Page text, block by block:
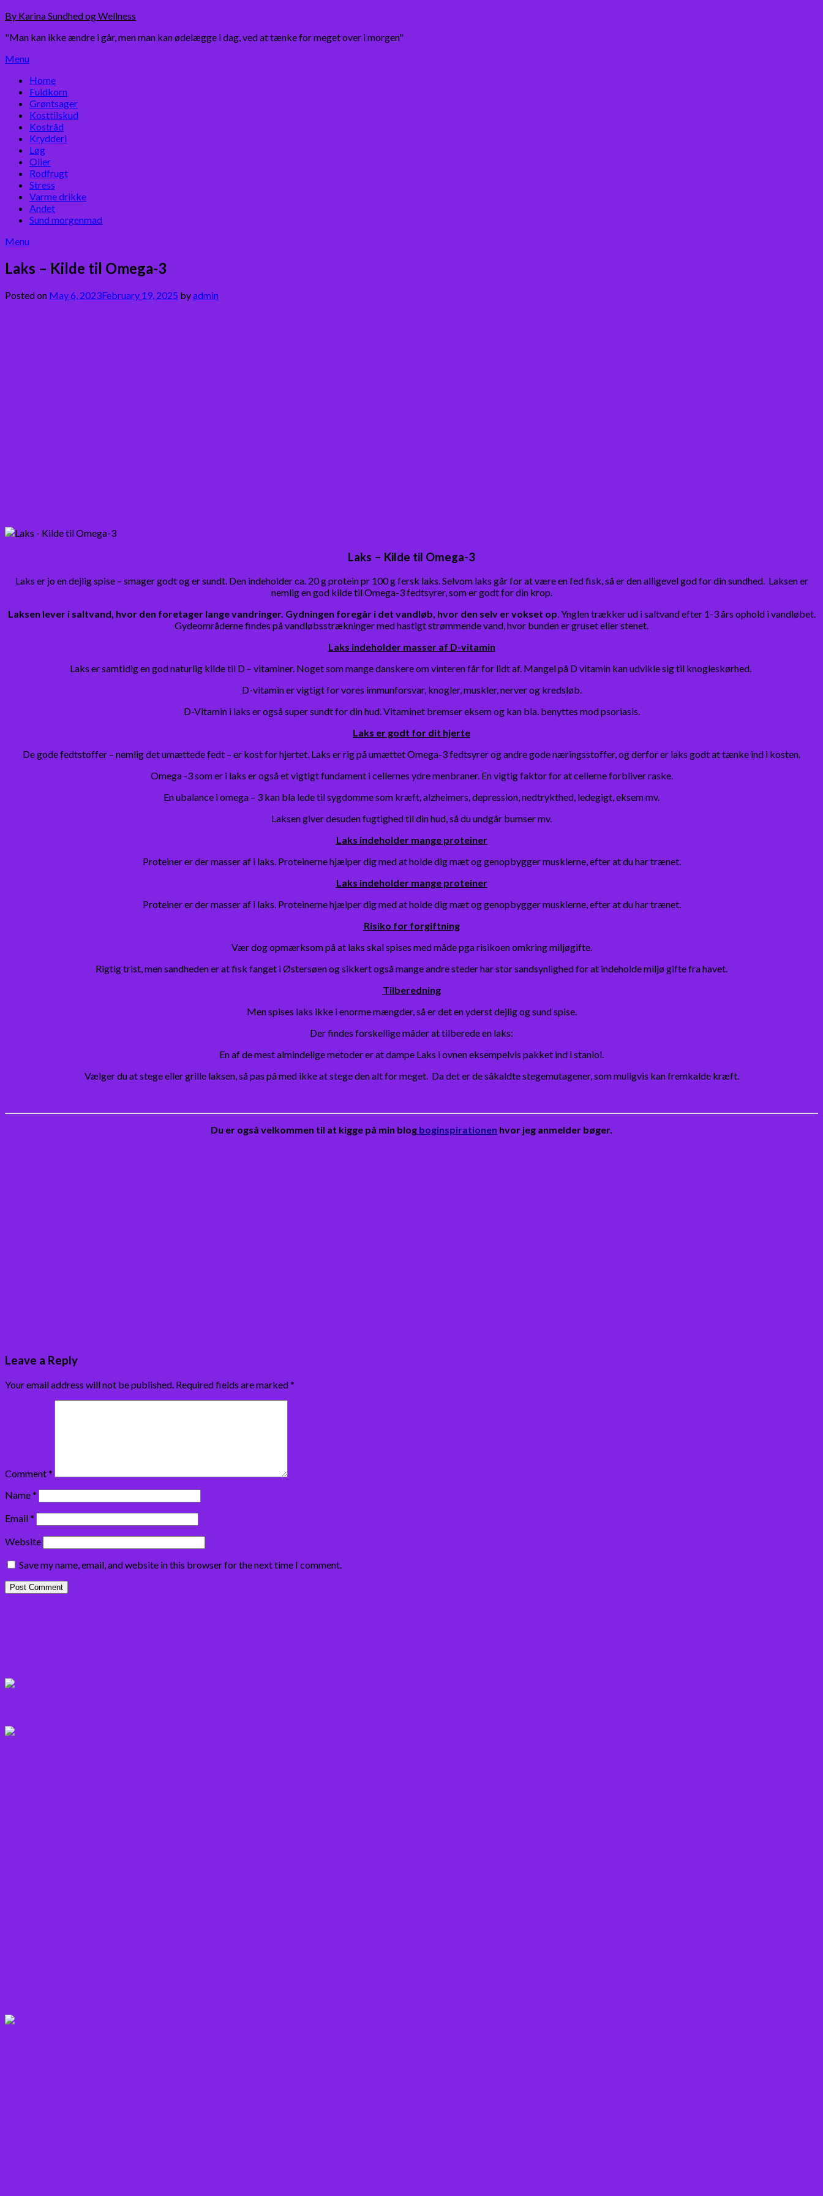
Skip
content
By Karina Sundhed og Wellness
"Man kan ikke ændre i går, men man kan ødelægge i dag, ved at tænke for meget over i morgen"
Menu
Home
Fuldkorn
Grøntsager
Kosttilskud
Kostråd
Krydderi
Løg
Olier
Rodfrugt
Stress
Varme drikke
Andet
Sund morgenmad
Menu
Laks – Kilde til Omega-3
Posted on May 6, 2023February 19, 2025 byadmin
Laks – Kilde til Omega-3
Laks er jo en dejlig spise – smager godt og er sundt. Den indeholder ca. 20 g protein pr 100 g fersk laks. Selvom laks går for at være en fed fisk, så er den alligevel god for din sundhed. Laksen er
nemlig en god kilde til Omega-3 fedtsyrer, som er godt for din krop.
Laksen lever i saltvand, hvor den foretager lange vandringer. Gydningen foregår i det vandløb, hvor den selv er vokset op. Ynglen trækker ud i saltvand efter 1-3 års ophold i vandløbet.
Gydeområderne findes på vandløbsstrækninger med hastigt strømmende vand, hvor bunden er gruset eller stenet.
Laks indeholder masser af D-vitamin
Laks er samtidig en god naturlig kilde til D – vitaminer. Noget som mange danskere om vinteren får for lidt af. Mangel på D vitamin kan udvikle sig til knogleskørhed.
D-vitamin er vigtigt for vores immunforsvar, knogler, muskler, nerver og kredsløb.
D-Vitamin i laks er også super sundt for din hud. Vitaminet bremser eksem og kan bla. benyttes mod psoriasis.
Laks er godt for dit hjerte
De gode fedtstoffer – nemlig det umættede fedt – er kost for hjertet. Laks er rig på umættet Omega-3 fedtsyrer og andre gode næringsstoffer, og derfor er laks godt at tænke ind i kosten.
Omega -3 som er i laks er også et vigtigt fundament i cellernes ydre menbraner. En vigtig faktor for at cellerne forbliver raske.
En ubalance i omega – 3 kan bla lede til sygdomme som kræft, alzheimers, depression, nedtrykthed, ledegigt, eksem mv.
Laksen giver desuden fugtighed til din hud, så du undgår bumser mv.
Laks indeholder mange proteiner
Proteiner er der masser af i laks. Proteinerne hjælper dig med at holde dig mæt og genopbygger musklerne, efter at du har trænet.
Laks indeholder mange proteiner
Proteiner er der masser af i laks. Proteinerne hjælper dig med at holde dig mæt og genopbygger musklerne, efter at du har trænet.
Risiko for forgiftning
Vær dog opmærksom på at laks skal spises med måde pga risikoen omkring miljøgifte.
Rigtig trist, men sandheden er at fisk fanget i Østersøen og sikkert også mange andre steder har stor sandsynlighed for at indeholde miljø gifte fra havet.
Tilberedning
Men spises laks ikke i enorme mængder, så er det en yderst dejlig og sund spise.
Der findes forskellige måder at tilberede en laks:
En af de mest almindelige metoder er at dampe Laks i ovnen eksempelvis pakket ind i staniol.
Vælger du at stege eller grille laksen, så pas på med ikke at stege den alt for meget. Da det er de såkaldte stegemutagener, som muligvis kan fremkalde kræft.
Du er også velkommen til at kigge på min blog boginspirationen hvor jeg anmelder bøger.
Leave a Reply
Your email address will not be published. Required fields are marked*
Comment*
Name*
Email*
Website
Save my name, email, and website in this browser for the next time I comment.